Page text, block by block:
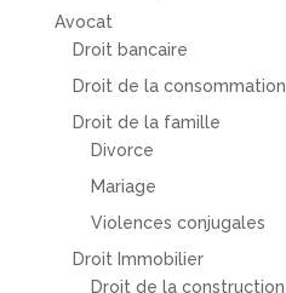
Avocat
Droit bancaire
Droit de la consommation
Droit de la famille
Divorce
Mariage
Violences conjugales
Droit Immobilier
Droit de la construction